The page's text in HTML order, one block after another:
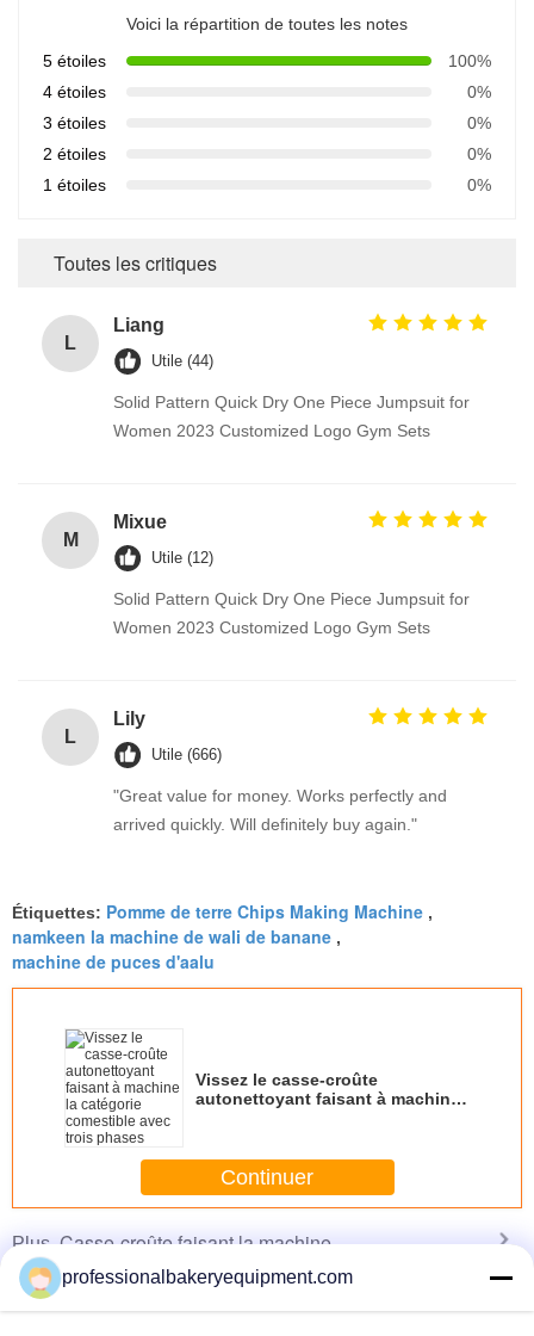
Voici la répartition de toutes les notes
5 étoiles
100%
4 étoiles
0%
3 étoiles
0%
2 étoiles
0%
1 étoiles
0%
Toutes les critiques
L
Liang
Utile (44)
Solid Pattern Quick Dry One Piece Jumpsuit for
Women 2023 Customized Logo Gym Sets
M
Mixue
Utile (12)
Solid Pattern Quick Dry One Piece Jumpsuit for
Women 2023 Customized Logo Gym Sets
L
Lily
Utile (666)
"Great value for money. Works perfectly and
arrived quickly. Will definitely buy again."
Étiquettes: Pomme de terre Chips Making Machine ,
namkeen la machine de wali de banane ,
machine de puces d'aalu
Vissez le casse-croûte
autonettoyant faisant à machine
Continuer
PlusCasse-croûte faisant la machine
professionalbakeryequipment.com